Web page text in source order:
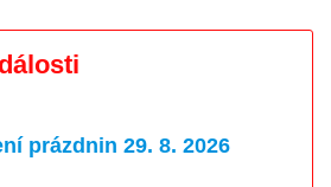
prázdnin 29. 8. 2026